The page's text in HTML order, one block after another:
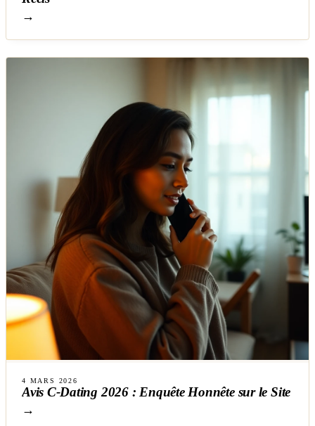
→
4 MARS 2026
Avis C-Dating 2026 : Enquête Honnête sur le Site
→